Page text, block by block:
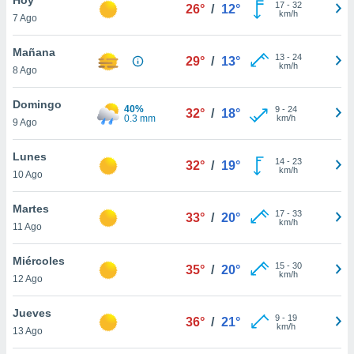
en
más
nuestra
de
cookies
aceptar
7 Ago
26° / 12° 17- 32
km/h
Mañana
8 Ago
29° / 13° 13- 24
km/h
Domingo
9 Ago
40%
0.3 mm
32° / 18° 9- 24
km/h
Lunes
10 Ago
32° / 19° 14- 23
km/h
Martes
11 Ago
33° / 20° 17- 33
km/h
Miércoles
12 Ago
35° / 20° 15- 30
km/h
Jueves
13 Ago
36° / 21° 9- 19
km/h